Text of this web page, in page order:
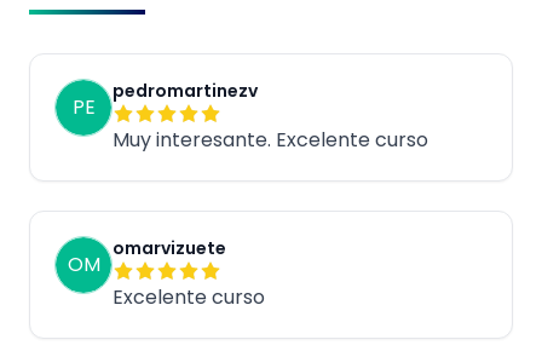
PE
pedromartinezv
Muy interesante. Excelente curso
OM
omarvizuete
Excelente curso